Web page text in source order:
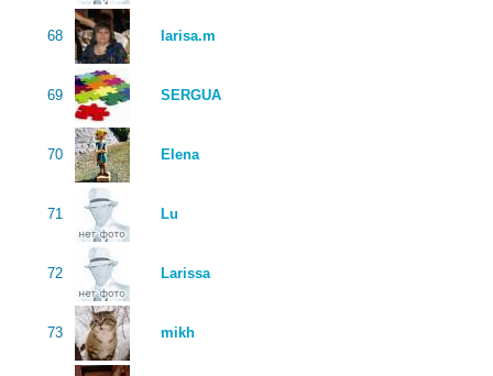
68 larisa.m
69 SERGUA
70 Elena
71 Lu
72 Larissa
73 mikh